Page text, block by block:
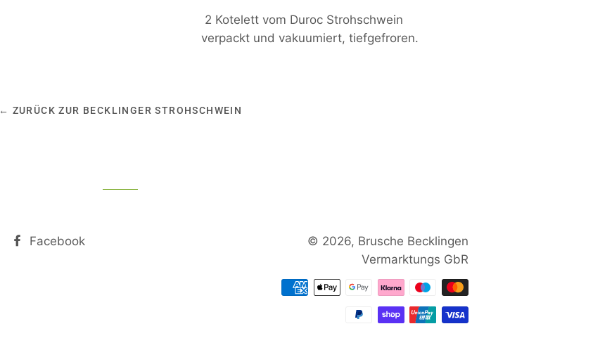
2 Kotelett vom Duroc Strohschwein
verpackt und vakuumiert, tiefgefroren.
← ZURÜCK ZUR BECKLINGER STROHSCHWEIN
Facebook © 2026, Brusche Becklingen
Vermarktungs GbR